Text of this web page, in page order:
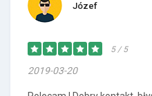
Józef
5 / 5
2019-03-20